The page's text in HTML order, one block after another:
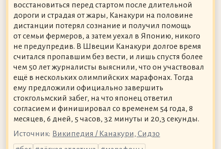
восстановиться перед стартом после длительной
дороги и страдая от жары, Канакури на половине
дистанции потерял сознание и получил помощь
от семьи фермеров, а затем уехал в Японию, никого
не предупредив. В Швеции Канакури долгое время
считался пропавшим без вести, и лишь спустя более
чем 50 лет журналисты выяснили, что он участвовал
ещё в нескольких олимпийских марафонах. Тогда
ему предложили официально завершить
стокгольмский забег, на что японец ответил
согласием и финишировал со временем 54 года, 8
месяцев, 6 дней, 5 часов, 32 минуты и 20,3 секунды.
Источник: Википедия / Канакури, Сидзо